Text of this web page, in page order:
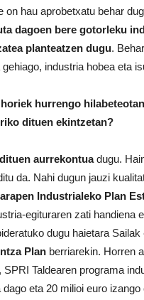
on hau aprobetxatu behar
dagoen bere gotorleku
planteatzen dugu.
industria hobea eta
hurrengo
dituen ekintzetan?
aurrekontuadugu.
da. Nahi dugun jauzi
Industrialeko Plan
egituraren zati handiena
dugu haietara
Plan berriarekin. Horren
Taldearen programa
eta 20 milioi euro